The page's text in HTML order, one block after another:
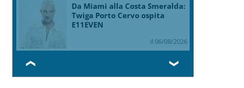
Da Miami alla Costa Smeralda:
Twiga Porto Cervo ospita
E11EVEN
il 06/08/2026
❮ ❯